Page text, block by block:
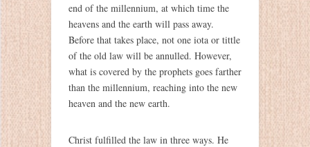
end of the millennium, at which time the
heavens and the earth will pass away.
Before that takes place, not one iota or tittle
of the old law will be annulled. However,
what is covered by the prophets goes farther
than the millennium, reaching into the new
heaven and the new earth.
Christ fulfilled the law in three ways. He